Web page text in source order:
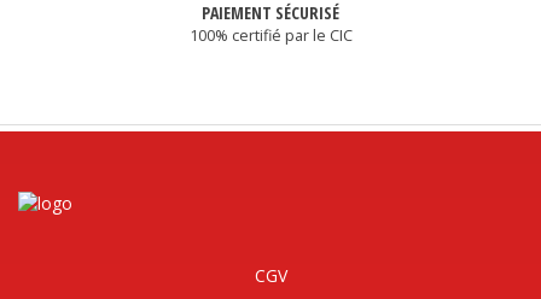
PAIEMENT SÉCURISÉ
100% certifié par le CIC
CGV